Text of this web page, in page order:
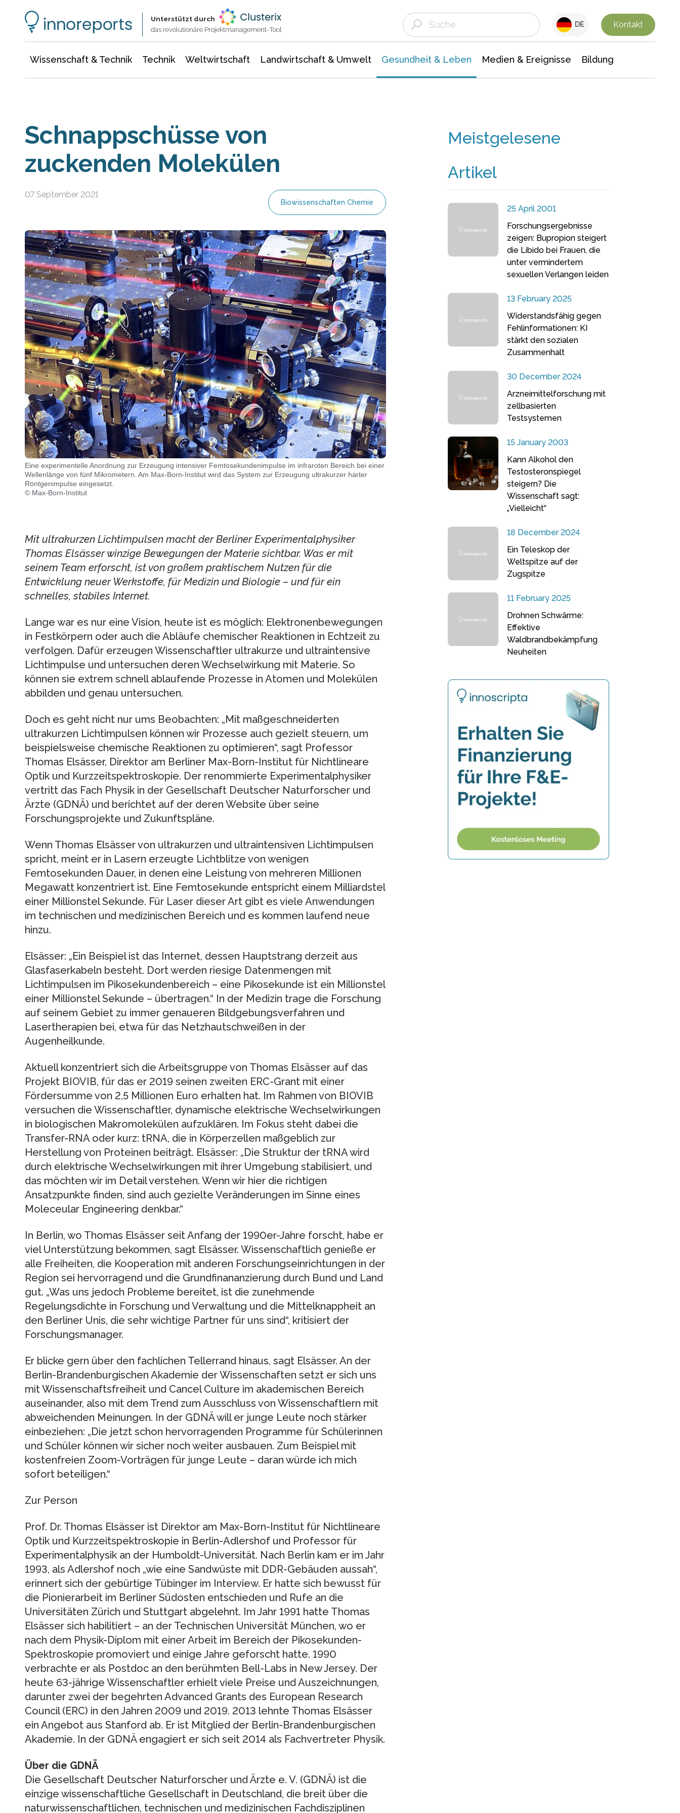
Unterstützt durch
das revolutionäre Projektmanagement-Tool
DE Kontakt
Wissenschaft & Technik Technik Weltwirtschaft Landwirtschaft & Umwelt Gesundheit & Leben Medien & Ereignisse Bildung
Schnappschüsse von
zuckenden Molekülen
07 September 2021
Biowissenschaften Chemie
Eine experimentelle Anordnung zur Erzeugung intensiver Femtosekundenimpulse im infraroten Bereich bei einer
Wellenlänge von fünf Mikrometern. Am Max-Born-Institut wird das System zur Erzeugung ultrakurzer harter
Röntgenimpulse eingesetzt.
© Max-Born-Institut
Mit ultrakurzen Lichtimpulsen macht der Berliner Experimentalphysiker
Thomas Elsässer winzige Bewegungen der Materie sichtbar. Was er mit
seinem Team erforscht, ist von großem praktischem Nutzen für die
Entwicklung neuer Werkstoffe, für Medizin und Biologie – und für ein
schnelles, stabiles Internet.
Lange war es nur eine Vision, heute ist es möglich: Elektronenbewegungen
in Festkörpern oder auch die Abläufe chemischer Reaktionen in Echtzeit zu
verfolgen. Dafür erzeugen Wissenschaftler ultrakurze und ultraintensive
Lichtimpulse und untersuchen deren Wechselwirkung mit Materie. So
können sie extrem schnell ablaufende Prozesse in Atomen und Molekülen
abbilden und genau untersuchen.
Doch es geht nicht nur ums Beobachten: „Mit maßgeschneiderten
ultrakurzen Lichtimpulsen können wir Prozesse auch gezielt steuern, um
beispielsweise chemische Reaktionen zu optimieren“, sagt Professor
Thomas Elsässer, Direktor am Berliner Max-Born-Institut für Nichtlineare
Optik und Kurzzeitspektroskopie. Der renommierte Experimentalphysiker
vertritt das Fach Physik in der Gesellschaft Deutscher Naturforscher und
Ärzte (GDNÄ) und berichtet auf der deren Website über seine
Forschungsprojekte und Zukunftspläne.
Wenn Thomas Elsässer von ultrakurzen und ultraintensiven Lichtimpulsen
spricht, meint er in Lasern erzeugte Lichtblitze von wenigen
Femtosekunden Dauer, in denen eine Leistung von mehreren Millionen
Megawatt konzentriert ist. Eine Femtosekunde entspricht einem Milliardstel
einer Millionstel Sekunde. Für Laser dieser Art gibt es viele Anwendungen
im technischen und medizinischen Bereich und es kommen laufend neue
hinzu.
Elsässer: „Ein Beispiel ist das Internet, dessen Hauptstrang derzeit aus
Glasfaserkabeln besteht. Dort werden riesige Datenmengen mit
Lichtimpulsen im Pikosekundenbereich – eine Pikosekunde ist ein Millionstel
einer Millionstel Sekunde – übertragen.“ In der Medizin trage die Forschung
auf seinem Gebiet zu immer genaueren Bildgebungsverfahren und
Lasertherapien bei, etwa für das Netzhautschweißen in der
Augenheilkunde.
Aktuell konzentriert sich die Arbeitsgruppe von Thomas Elsässer auf das
Projekt BIOVIB, für das er 2019 seinen zweiten ERC-Grant mit einer
Fördersumme von 2,5 Millionen Euro erhalten hat. Im Rahmen von BIOVIB
versuchen die Wissenschaftler, dynamische elektrische Wechselwirkungen
in biologischen Makromolekülen aufzuklären. Im Fokus steht dabei die
Transfer-RNA oder kurz: tRNA, die in Körperzellen maßgeblich zur
Herstellung von Proteinen beiträgt. Elsässer: „Die Struktur der tRNA wird
durch elektrische Wechselwirkungen mit ihrer Umgebung stabilisiert, und
das möchten wir im Detail verstehen. Wenn wir hier die richtigen
Ansatzpunkte finden, sind auch gezielte Veränderungen im Sinne eines
Moleceular Engineering denkbar.“
In Berlin, wo Thomas Elsässer seit Anfang der 1990er-Jahre forscht, habe er
viel Unterstützung bekommen, sagt Elsässer. Wissenschaftlich genieße er
alle Freiheiten, die Kooperation mit anderen Forschungseinrichtungen in der
Region sei hervorragend und die Grundfinananzierung durch Bund und Land
gut. „Was uns jedoch Probleme bereitet, ist die zunehmende
Regelungsdichte in Forschung und Verwaltung und die Mittelknappheit an
den Berliner Unis, die sehr wichtige Partner für uns sind“, kritisiert der
Forschungsmanager.
Er blicke gern über den fachlichen Tellerrand hinaus, sagt Elsässer. An der
Berlin-Brandenburgischen Akademie der Wissenschaften setzt er sich uns
mit Wissenschaftsfreiheit und Cancel Culture im akademischen Bereich
auseinander, also mit dem Trend zum Ausschluss von Wissenschaftlern mit
abweichenden Meinungen. In der GDNÄ will er junge Leute noch stärker
einbeziehen: „Die jetzt schon hervorragenden Programme für Schülerinnen
und Schüler können wir sicher noch weiter ausbauen. Zum Beispiel mit
kostenfreien Zoom-Vorträgen für junge Leute – daran würde ich mich
sofort beteiligen.“
Zur Person
Prof. Dr. Thomas Elsässer ist Direktor am Max-Born-Institut für Nichtlineare
Optik und Kurzzeitspektroskopie in Berlin-Adlershof und Professor für
Experimentalphysik an der Humboldt-Universität. Nach Berlin kam er im Jahr
1993, als Adlershof noch „wie eine Sandwüste mit DDR-Gebäuden aussah“,
erinnert sich der gebürtige Tübinger im Interview. Er hatte sich bewusst für
die Pionierarbeit im Berliner Südosten entschieden und Rufe an die
Universitäten Zürich und Stuttgart abgelehnt. Im Jahr 1991 hatte Thomas
Elsässer sich habilitiert – an der Technischen Universität München, wo er
nach dem Physik-Diplom mit einer Arbeit im Bereich der Pikosekunden-
Spektroskopie promoviert und einige Jahre geforscht hatte. 1990
verbrachte er als Postdoc an den berühmten Bell-Labs in New Jersey. Der
heute 63-jährige Wissenschaftler erhielt viele Preise und Auszeichnungen,
darunter zwei der begehrten Advanced Grants des European Research
Council (ERC) in den Jahren 2009 und 2019. 2013 lehnte Thomas Elsässer
ein Angebot aus Stanford ab. Er ist Mitglied der Berlin-Brandenburgischen
Akademie. In der GDNÄ engagiert er sich seit 2014 als Fachvertreter Physik.
Über die GDNÄ
Die Gesellschaft Deutscher Naturforscher und Ärzte e. V. (GDNÄ) ist die
einzige wissenschaftliche Gesellschaft in Deutschland, die breit über die
naturwissenschaftlichen, technischen und medizinischen Fachdisziplinen
Meistgelesene
Artikel
25 April 2001
Forschungsergebnisse
zeigen: Bupropion steigert
die Libido bei Frauen, die
unter vermindertem
sexuellen Verlangen leiden
13 February 2025
Widerstandsfähig gegen
Fehlinformationen: KI
stärkt den sozialen
Zusammenhalt
30 December 2024
Arzneimittelforschung mit
zellbasierten
Testsystemen
15 January 2003
Kann Alkohol den
Testosteronspiegel
steigern? Die
Wissenschaft sagt:
„Vielleicht“
18 December 2024
Ein Teleskop der
Weltspitze auf der
Zugspitze
11 February 2025
Drohnen Schwärme:
Effektive
Waldbrandbekämpfung
Neuheiten